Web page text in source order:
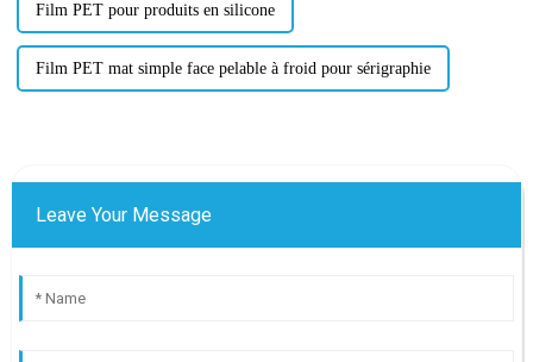
Film PET pour produits en silicone
Film PET mat simple face pelable à froid pour sérigraphie
Leave Your Message